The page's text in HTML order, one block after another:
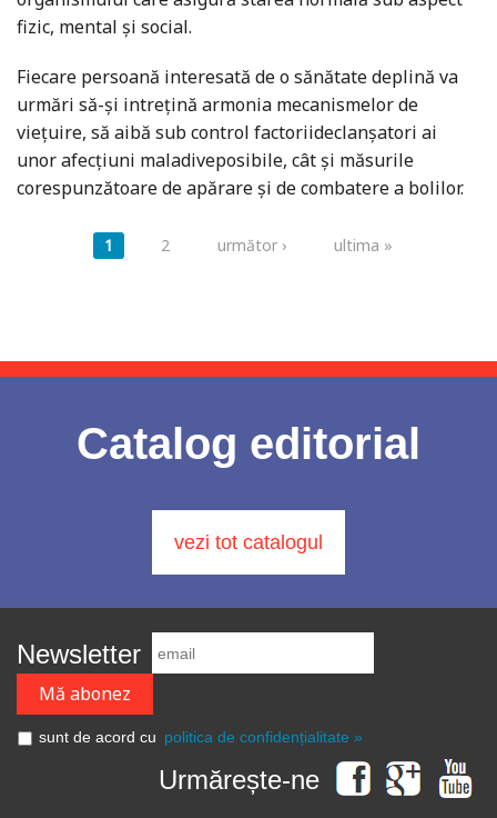
fizic, mental şi social.
Fiecare persoană interesată de o sănătate deplină va
urmări să-şi intreţină armonia mecanismelor de
vieţuire, să aibă sub control factoriideclanşatori ai
unor afecţiuni maladiveposibile, cât şi măsurile
corespunzătoare de apărare şi de combatere a bolilor.
Pagini1 2 următor › ultima »
Catalog editorial
vezi tot catalogul
Newsletter
sunt de acord cu politica de confidențialitate »
Urmărește-ne